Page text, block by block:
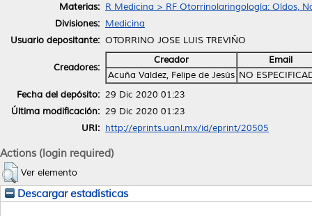
Materias: R Medicina > RF Otorrinolaringología: Oídos,
Divisiones: Medicina
Usuario depositante: OTORRINO JOSE LUIS TREVIÑO
Creadores:
Creador
Email
Acuña Valdez, Felipe de Jesús NO
Fecha del depósito: 29 Dic 2020 01:23
Última modificación: 29 Dic 2020 01:23
URI: http://eprints.uanl.mx/id/eprint/20505
Actions (login required)
Ver elemento
Descargar estadísticas